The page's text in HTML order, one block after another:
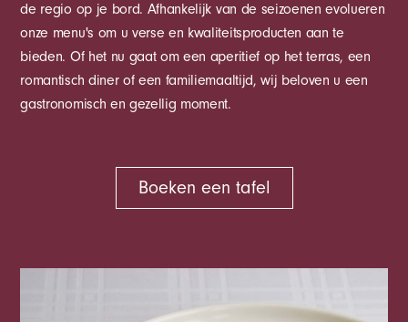
de regio op je bord. Afhankelijk van de seizoenen evolueren
onze menu's om u verse en kwaliteitsproducten aan te
bieden. Of het nu gaat om een aperitief op het terras, een
romantisch diner of een familiemaaltijd, wij beloven u een
gastronomisch en gezellig moment.
Boeken een tafel